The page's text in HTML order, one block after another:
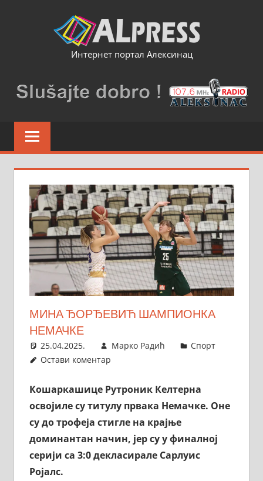
Интернет портал Алексинац
МИНА ЂОРЂЕВИЋ ШАМПИОНКА
НЕМАЧКЕ
25.04.2025. Марко Радић
Спорт
Остави коментар
Кошаркашице Рутроник Келтерна
освојиле су титулу првака Немачке. Оне
су до трофеја стигле на крајње
доминантан начин, јер су у финалној
серији са 3:0 декласирале Сарлуис
Ројалс.